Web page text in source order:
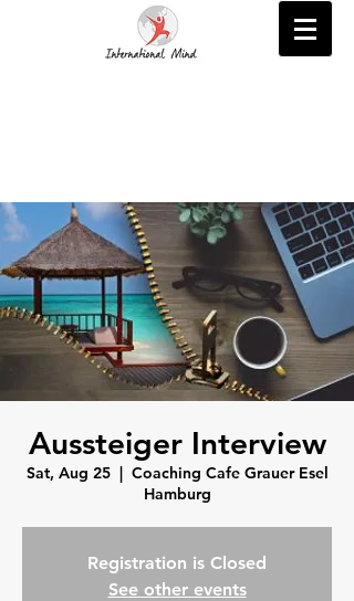
Aussteiger Interview
Sat, Aug 25
  |
Coaching Cafe Grauer Esel
Hamburg
Registration is Closed
See other events